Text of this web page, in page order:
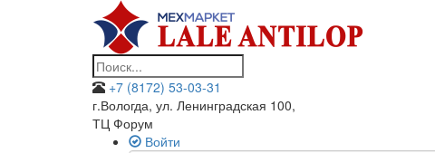
+7 (8172) 53-03-31
г.Вологда, ул. Ленинградская 100,
ТЦ Форум
Войти